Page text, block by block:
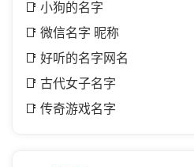
📑 小狗的名字
📑 微信名字 昵称
📑 好听的名字网名
📑 古代女子名字
📑 传奇游戏名字